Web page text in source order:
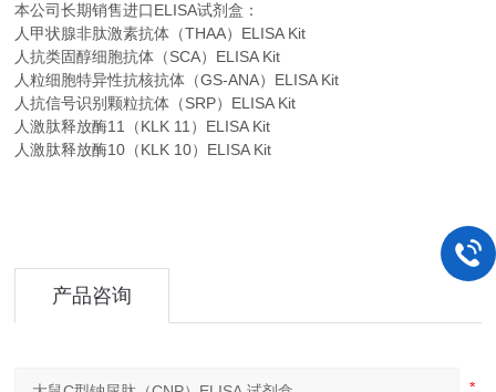
本公司长期销售进口ELISA试剂盒：
人甲状腺非肽激素抗体（THAA）ELISA Kit
人抗类固醇细胞抗体（SCA）ELISA Kit
人粒细胞特异性抗核抗体（GS-ANA）ELISA Kit
人抗信号识别颗粒抗体（SRP）ELISA Kit
人激肽释放酶11（KLK 11）ELISA Kit
人激肽释放酶10（KLK 10）ELISA Kit
产品咨询